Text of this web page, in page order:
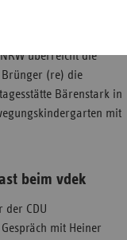
überreicht die
Brünger (re) die
Bärenstark in
mit
beim vdek
der CDU
mit Heiner